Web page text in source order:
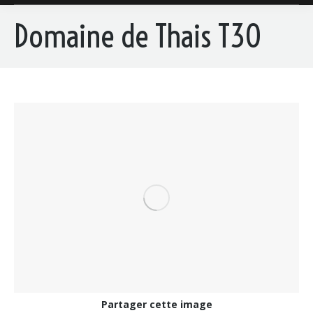
Domaine de Thais T30
Partager cette image